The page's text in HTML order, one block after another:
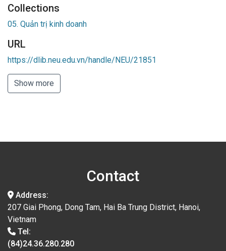
Collections
05. Quản trị kinh doanh
URL
https://dlib.neu.edu.vn/handle/NEU/21851
Show more
Contact
Address:
207 Giai Phong, Dong Tam, Hai Ba Trung District, Hanoi,
Vietnam
Tel:
(84)24.36.280.280